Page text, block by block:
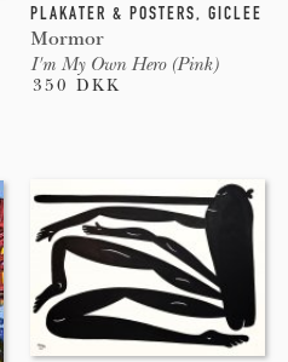
PLAKATER & POSTERS, GICLEE
Mormor
I'm My Own Hero (Pink)
350 DKK